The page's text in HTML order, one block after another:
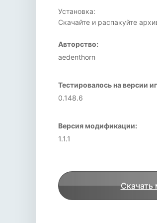
Установка:
Скачайте и распакуйте
Авторство:
aedenthorn
Тестировалось на версии
0.148.6
Версия модификации:
1.1.1
Скачать